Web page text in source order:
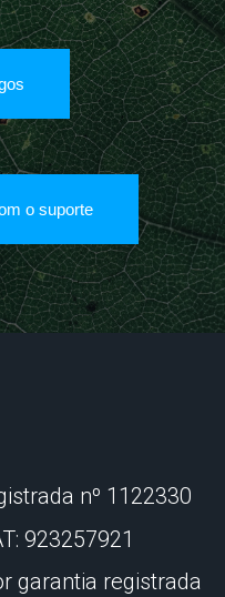
o suporte
nº 1122330
923257921
garantia registrada